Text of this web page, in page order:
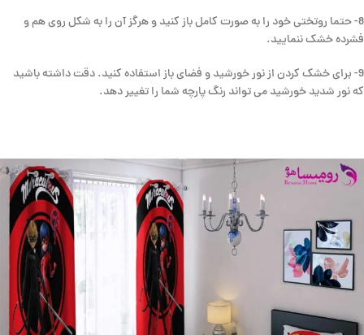
8- حتما روتختی خود را به صورت کامل باز کنید و هرگز آن را به شکل روی هم و
فشرده خشک ننمایید.
9- برای خشک کردن از نور خورشید و فضای باز استفاده کنید. دقت داشته باشید
که نور شدید خورشید می تواند رنگ پارچه شما را تغییر دهد.